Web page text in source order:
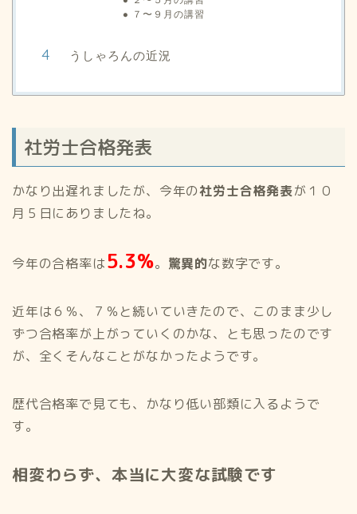
７〜９月の講習
うしゃろんの近況
社労士合格発表
かなり出遅れましたが、今年の社労士合格発表が１０
月５日にありましたね。
今年の合格率は5.3%。 驚異的な数字です。
近年は６％、７％と続いていきたので、このまま少し
ずつ合格率が上がっていくのかな、とも思ったのです
が、全くそんなことがなかったようです。
歴代合格率で見ても、かなり低い部類に入るようで
す。
相変わらず、本当に大変な試験です